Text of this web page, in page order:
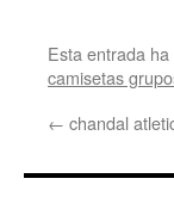
Esta entrada
camisetas
← chandal